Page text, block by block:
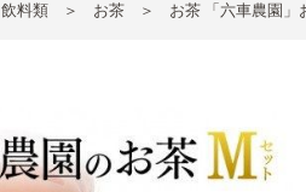
飲料類 お茶 お茶 「六車農園」